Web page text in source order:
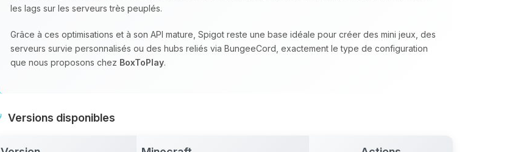
les lags sur les serveurs très peuplés.
Grâce à ces optimisations et à son API mature, Spigot reste une base idéale pour créer des mini jeux, des
serveurs survie personnalisés ou des hubs reliés via BungeeCord, exactement le type de configuration
que nous proposons chez BoxToPlay.
Versions disponibles